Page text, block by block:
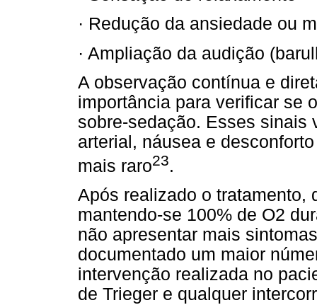
· Redução da ansiedade ou
· Ampliação da audição
A observação contínua e
importância para verificar se
sobre-sedação. Esses sinais
arterial, náusea e
mais raro23.
Após realizado o tratamento,
mantendo-se 100% de O2
não apresentar mais
documentado um maior
intervenção realizada no
de Trieger e qualquer